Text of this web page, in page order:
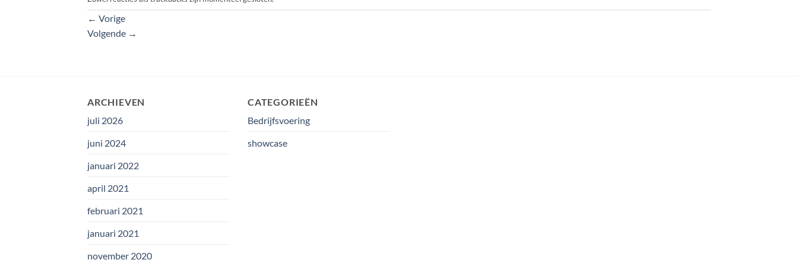
← Vorige
Volgende →
ARCHIEVEN
juli 2026
juni 2024
januari 2022
april 2021
februari 2021
januari 2021
november 2020
CATEGORIEËN
Bedrijfsvoering
showcase